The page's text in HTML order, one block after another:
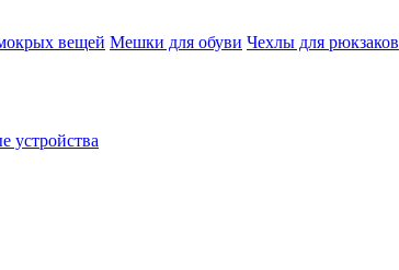
вещей Мешки для обуви Чехлы для рюкзаков
устройства